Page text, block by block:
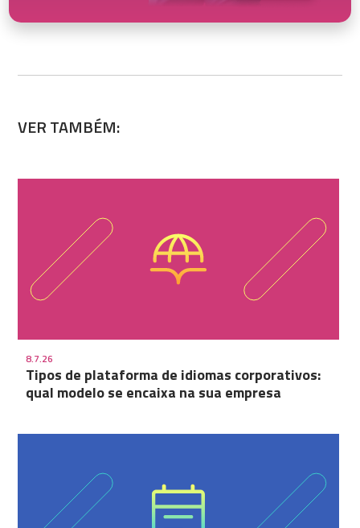
VER TAMBÉM:
8.7.26
Tipos de plataforma de idiomas corporativos:
qual modelo se encaixa na sua empresa